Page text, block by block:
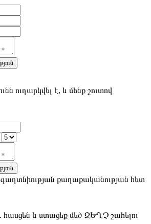
ուղարկվել է, և մենք շուտով
քաղաքականության հետ
հասցեն և ստացեք մեծ ԶԵՂՉ շահելու